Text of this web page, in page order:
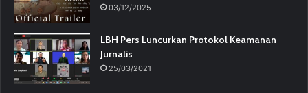
03/12/2025
LBH Pers Luncurkan Protokol Keamanan
Jurnalis
25/03/2021